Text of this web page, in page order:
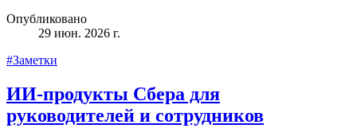
Опубликовано
29 июн. 2026 г.
#Заметки
ИИ-продукты Сбера для
руководителей и сотрудников